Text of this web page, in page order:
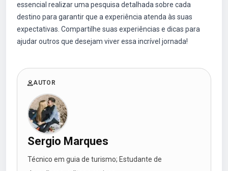
essencial realizar uma pesquisa detalhada sobre cada
destino para garantir que a experiência atenda às suas
expectativas. Compartilhe suas experiências e dicas para
ajudar outros que desejam viver essa incrível jornada!
AUTOR
Sergio Marques
Técnico em guia de turismo; Estudante de